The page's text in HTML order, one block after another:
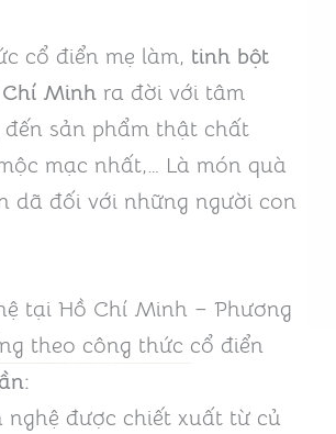
cổ điển mẹ làm, tinh bột
Minhra đời với tâm
sản phẩm thật chất
mạc nhất,… Là món quà
dã đối với những người con
tại Hồ Chí Minh – Phương
theo công thức cổ điển
nghệ được chiết xuất từ củ